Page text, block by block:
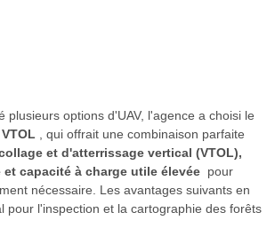
plusieurs options d'UAV, l'agence a choisi le
, qui offrait une combinaison parfaite
et d'atterrissage vertical (VTOL),
capacité à charge utile élevée pour
nécessaire. Les avantages suivants en
pour l'inspection et la cartographie des forêts